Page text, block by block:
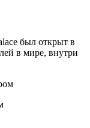
был открыт в
в мире, внутри